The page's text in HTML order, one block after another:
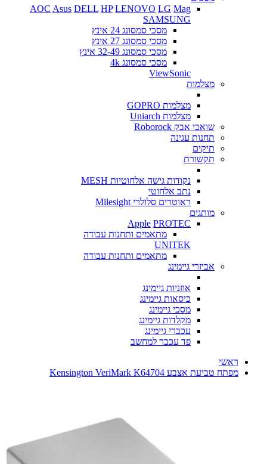
AOC Asus DELL HP LENOVO LG Mag
SAMSUNG
מסכי סמסונג 24 אינץ
מסכי סמסונג 27 אינץ
מסכי סמסונג 32-49 אינץ
מסכי סמסונג 4k
ViewSonic
מצלמות
מצלמות GOPRO
מצלמות Uniarch
שואבי אבק Roborock
תחנות עגינה
תיקים
תקשורת
נקודות גישה אלחוטיות MESH
נתב אלחוטי
ראוטרים סלולרי Milesight
מותגים
Apple PROTEC
מתאמים ותחנות עבודה
UNITEK
מתאמים ותחנות עבודה
אביזרי גיימינג
אוזניות גיימינג
כיסאות גיימינג
מסכי גיימינג
מקלדות גיימינג
עכברי גיימינג
פד עכבר למחשב
ראשי
מפתח טביעת אצבע Kensington VeriMark K64704